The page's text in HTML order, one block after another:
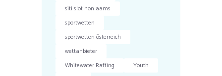
siti slot non aams
sportwetten
sportwetten österreich
wettanbieter
Whitewater Rafting
Youth